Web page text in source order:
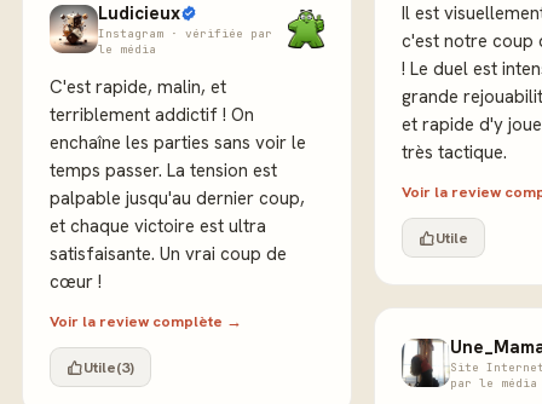
Ludicieux
Instagram · vérifiée par
le média
C'est rapide, malin, et
terriblement addictif ! On
enchaîne les parties sans voir le
temps passer. La tension est
palpable jusqu'au dernier coup,
et chaque victoire est ultra
satisfaisante. Un vrai coup de
cœur !
Voir la review complète →
Utile(3)
Il est
c'est notre coup
! Le duel est
grande
et rapide d'y
très tactique.
Voir la review
Utile
Site
par le média